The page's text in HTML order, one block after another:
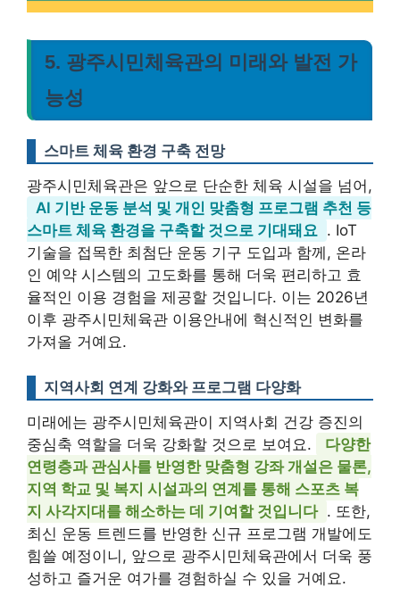
5. 광주시민체육관의 미래와 발전 가
능성
스마트 체육 환경 구축 전망
광주시민체육관은 앞으로 단순한 체육 시설을 넘어,
AI 기반 운동 분석 및 개인 맞춤형 프로그램 추천 등
스마트 체육 환경을 구축할 것으로 기대돼요
. IoT
기술을 접목한 최첨단 운동 기구 도입과 함께, 온라
인 예약 시스템의 고도화를 통해 더욱 편리하고 효
율적인 이용 경험을 제공할 것입니다. 이는 2026년
이후 광주시민체육관 이용안내에 혁신적인 변화를
가져올 거예요.
지역사회 연계 강화와 프로그램 다양화
미래에는 광주시민체육관이 지역사회 건강 증진의
중심축 역할을 더욱 강화할 것으로 보여요.
다양한
연령층과 관심사를 반영한 맞춤형 강좌 개설은 물론,
지역 학교 및 복지 시설과의 연계를 통해 스포츠 복
지 사각지대를 해소하는 데 기여할 것입니다 . 또한,
최신 운동 트렌드를 반영한 신규 프로그램 개발에도
힘쓸 예정이니, 앞으로 광주시민체육관에서 더욱 풍
성하고 즐거운 여가를 경험하실 수 있을 거예요.